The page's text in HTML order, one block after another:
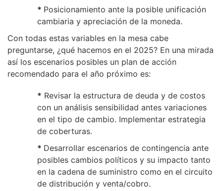
* Posicionamiento ante la posible unificación
cambiaria y apreciación de la moneda.
Con todas estas variables en la mesa cabe
preguntarse, ¿qué hacemos en el 2025? En una mirada
así los escenarios posibles un plan de acción
recomendado para el año próximo es:
* Revisar la estructura de deuda y de costos
con un análisis sensibilidad antes variaciones
en el tipo de cambio. Implementar estrategia
de coberturas.
* Desarrollar escenarios de contingencia ante
posibles cambios políticos y su impacto tanto
en la cadena de suministro como en el circuito
de distribución y venta/cobro.